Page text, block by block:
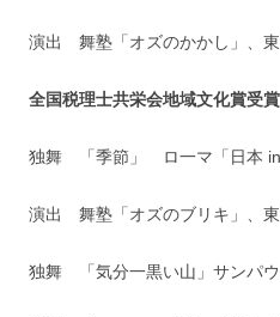
演出 舞塾「オズのかかし」、
全国税理士共栄会地域文化賞受賞
独舞 「季節」 ロ一マ「日本 in
演出 舞塾「オズのブリキ」、
独舞 「気分一黒い山」サンパ